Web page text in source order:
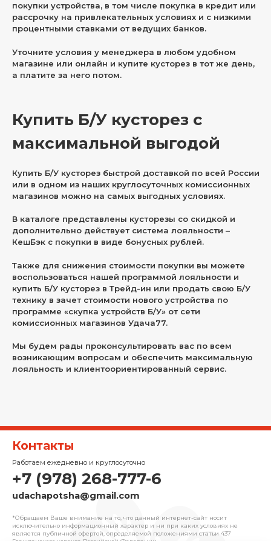
покупки устройства, в том числе покупка в кредит или
рассрочку на привлекательных условиях и с низкими
процентными ставками от ведущих банков.
Уточните условия у менеджера в любом удобном
магазине или онлайн и купите кусторез в тот же день,
а платите за него потом.
Купить Б/У кусторез с
максимальной выгодой
Купить Б/У кусторез быстрой доставкой по всей России
или в одном из наших круглосуточных комиссионных
магазинов можно на самых выгодных условиях.
В каталоге представлены кусторезы со скидкой и
дополнительно действует система лояльности –
КешБэк с покупки в виде бонусных рублей.
Также для снижения стоимости покупки вы можете
воспользоваться нашей программой лояльности и
купить Б/У кусторез в Трейд-ин или продать свою Б/У
технику в зачет стоимости нового устройства по
программе «скупка устройств Б/У» от сети
комиссионных магазинов Удача77.
Мы будем рады проконсультировать вас по всем
возникающим вопросам и обеспечить максимальную
лояльность и клиентоориентированный сервис.
Контакты
Работаем ежедневно и круглосуточно
+7 (978) 268-777-6
udachapotsha@gmail.com
*Обращаем Ваше внимание на то, что данный интернет-сайт носит
исключительно информационный характер и ни при каких условиях не
является публичной офертой, определяемой положениями cтатьи 437